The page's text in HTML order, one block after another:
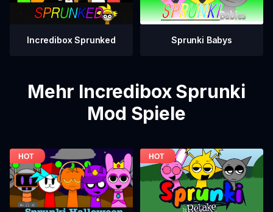
Incredibox Sprunked Sprunki Babys
Mehr Incredibox Sprunki
Mod Spiele